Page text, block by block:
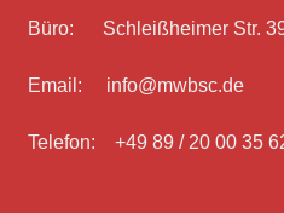
Büro: Schleißheimer Str.
Email: info@mwbsc.de
Telefon: +49 89 / 20 00 35